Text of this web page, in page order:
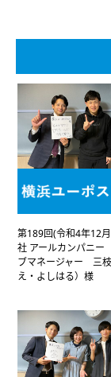
第189回(令和4年12
社 アールカンパニ
ブマネージャー 三
え・よしはる）様